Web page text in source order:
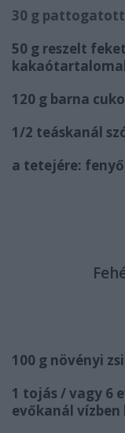
30 g
50 g reszelt
120 g barna
1/2 teáskanál
a tetejére:
100 g növényi
1 tojás / vagy 6
evőkanál